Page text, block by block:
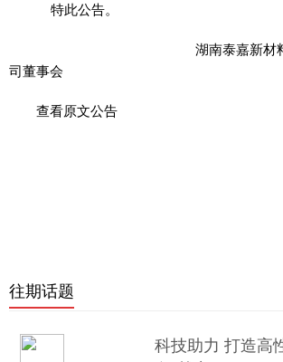
特此公告。
湖南泰嘉新材料科技
司董事会
查看原文公告
往期话题
科技助力 打造高